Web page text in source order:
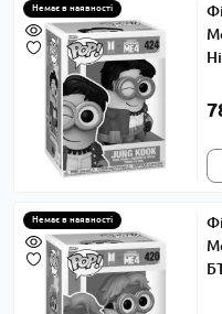
Немає в наявності
Немає в наявності